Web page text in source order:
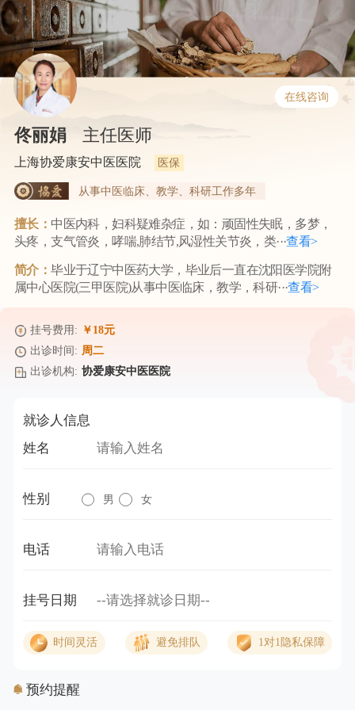
在线咨询
佟丽娟 主任医师
上海协爱康安中医医院 医保
从事中医临床、教学、科研工作多年
擅长： 中医内科，妇科疑难杂症，如：顽固性失眠，多梦，
头疼，支气管炎，哮喘,肺结节,风湿性关节炎，类···查看>
简介：毕业于辽宁中医药大学，毕业后一直在沈阳医学院附
属中心医院(三甲医院)从事中医临床，教学，科研···查看>
挂号费用: ￥18元
出诊时间: 周二
出诊机构: 协爱康安中医医院
就诊人信息
姓名
性别 男 女
电话
挂号日期
时间灵活 避免排队 1对1隐私保障
预约提醒